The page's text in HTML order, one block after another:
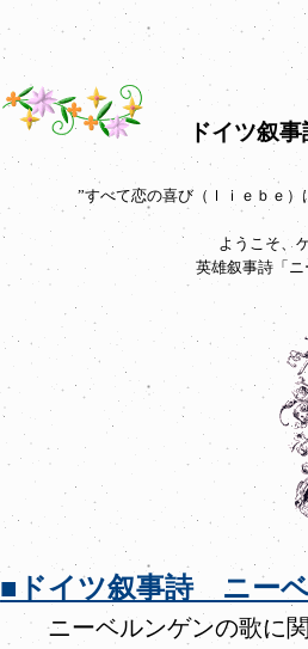
ドイツ叙事
”すべて恋の喜び（ｌｉｅｂｅ
ようこそ、
英雄叙事詩「
■ドイツ叙事詩 ニー
ニーベルンゲンの歌に関